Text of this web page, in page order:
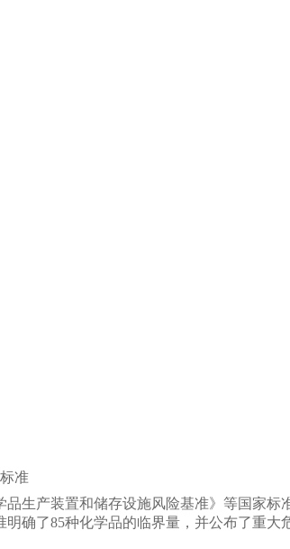
准
生产装置和储存设施风险基准》等国家标
确了85种化学品的临界量，并公布了重大